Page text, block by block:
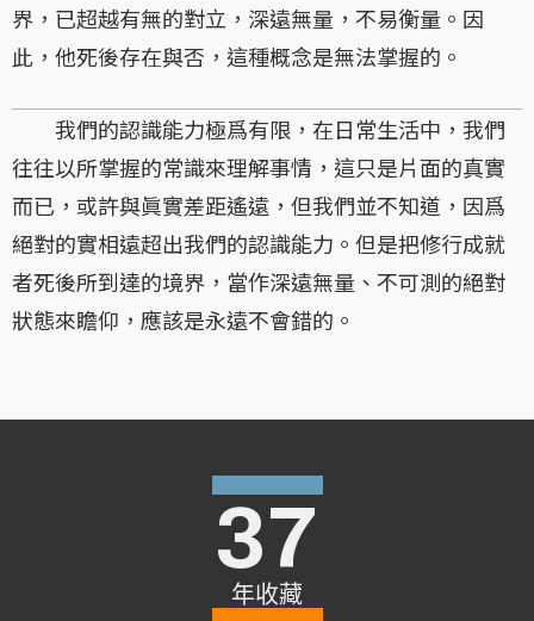
界，已超越有無的對立，深遠無量，不易衡量。因
此，他死後存在與否，這種概念是無法掌握的。
我們的認識能力極爲有限，在日常生活中，我們
往往以所掌握的常識來理解事情，這只是片面的真實
而已，或許與眞實差距遙遠，但我們並不知道，因爲
絕對的實相遠超出我們的認識能力。但是把修行成就
者死後所到達的境界，當作深遠無量、不可測的絕對
狀態來瞻仰，應該是永遠不會錯的。
年收藏
37